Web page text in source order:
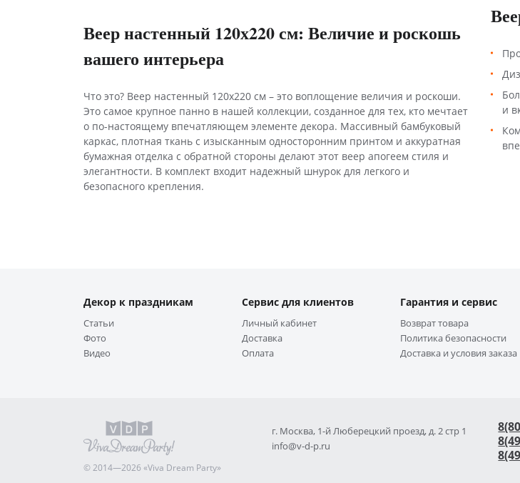
Веер настенный 120х220 см: Величие и роскошь
вашего интерьера
Что это? Веер настенный 120х220 см – это воплощение величия и роскоши.
Это самое крупное панно в нашей коллекции, созданное для тех, кто мечтает
о по-настоящему впечатляющем элементе декора. Массивный бамбуковый
каркас, плотная ткань с изысканным односторонним принтом и аккуратная
бумажная отделка с обратной стороны делают этот веер апогеем стиля и
элегантности. В комплект входит надежный шнурок для легкого и
безопасного крепления.
и
Декор к праздникам
Статьи
Фото
Видео
Сервис для клиентов
Личный кабинет
Доставка
Оплата
Гарантия и сервис
Возврат товара
Политика безопасности
Доставка и условия заказа
© 2014—2026 «Viva Dream Party»
г. Москва, 1-й Люберецкий проезд, д. 2 стр 1
info@v-d-p.ru